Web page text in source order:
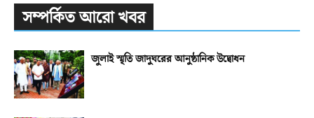
সম্পর্কিত আরো খবর
জুলাই স্মৃতি জাদুঘরের আনুষ্ঠানিক উদ্বোধন